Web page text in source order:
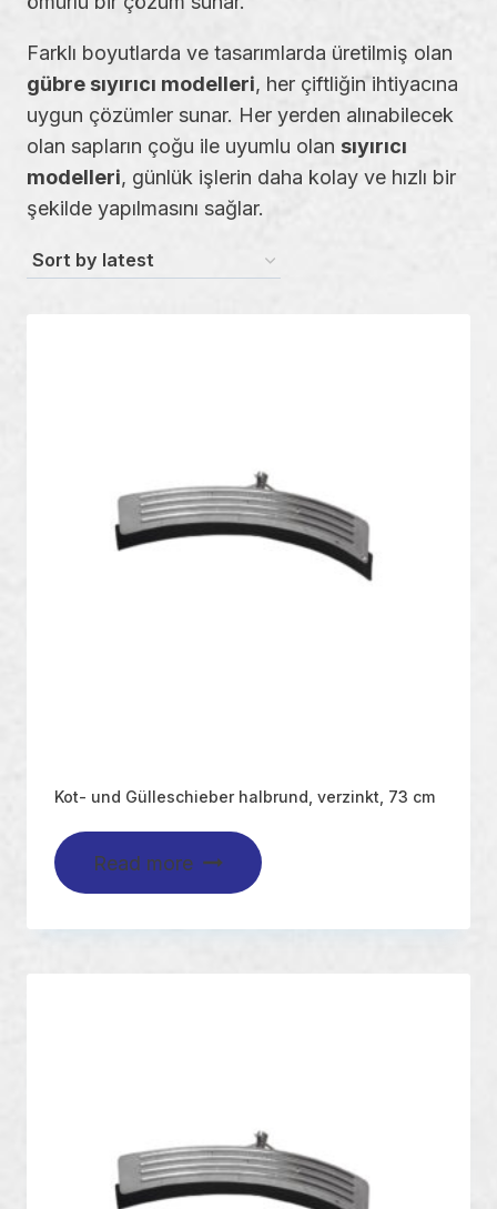
Farklı boyutlarda ve tasarımlarda üretilmiş olan
gübre sıyırıcı modelleri, her çiftliğin ihtiyacına
uygun çözümler sunar. Her yerden alınabilecek
olan sapların çoğu ile uyumlu olan sıyırıcı
modelleri, günlük işlerin daha kolay ve hızlı bir
şekilde yapılmasını sağlar.
Kot- und Gülleschieber halbrund, verzinkt, 73 cm
Read more